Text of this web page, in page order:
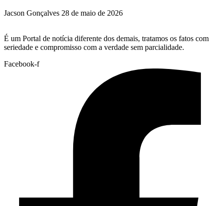
Jacson Gonçalves 28 de maio de 2026
É um Portal de notícia diferente dos demais, tratamos os fatos com
seriedade e compromisso com a verdade sem parcialidade.
Facebook-f